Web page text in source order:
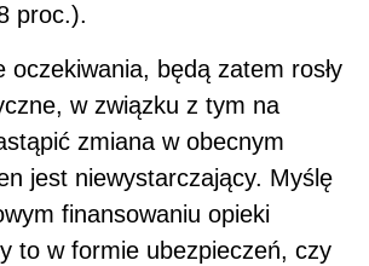
proc.).
oczekiwania, będą zatem rosły
w związku z tym na
zmiana w obecnym
jest niewystarczający. Myślę
finansowaniu opieki
to w formie ubezpieczeń, czy